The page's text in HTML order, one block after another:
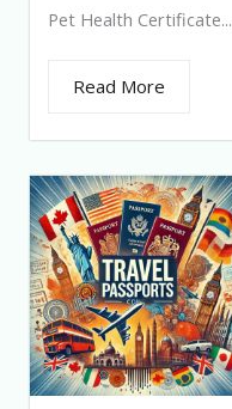
Pet Health Certificate...
Read More